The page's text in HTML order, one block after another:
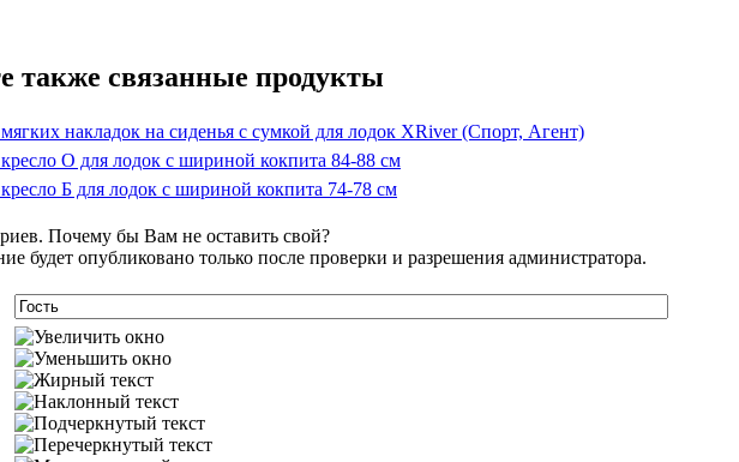
также связанные продукты
накладок на сиденья с сумкой для лодок XRiver (Спорт, Агент)
О для лодок с шириной кокпита 84-88 см
Б для лодок с шириной кокпита 74-78 см
Почему бы Вам не оставить свой?
будет опубликовано только после проверки и разрешения администратора.